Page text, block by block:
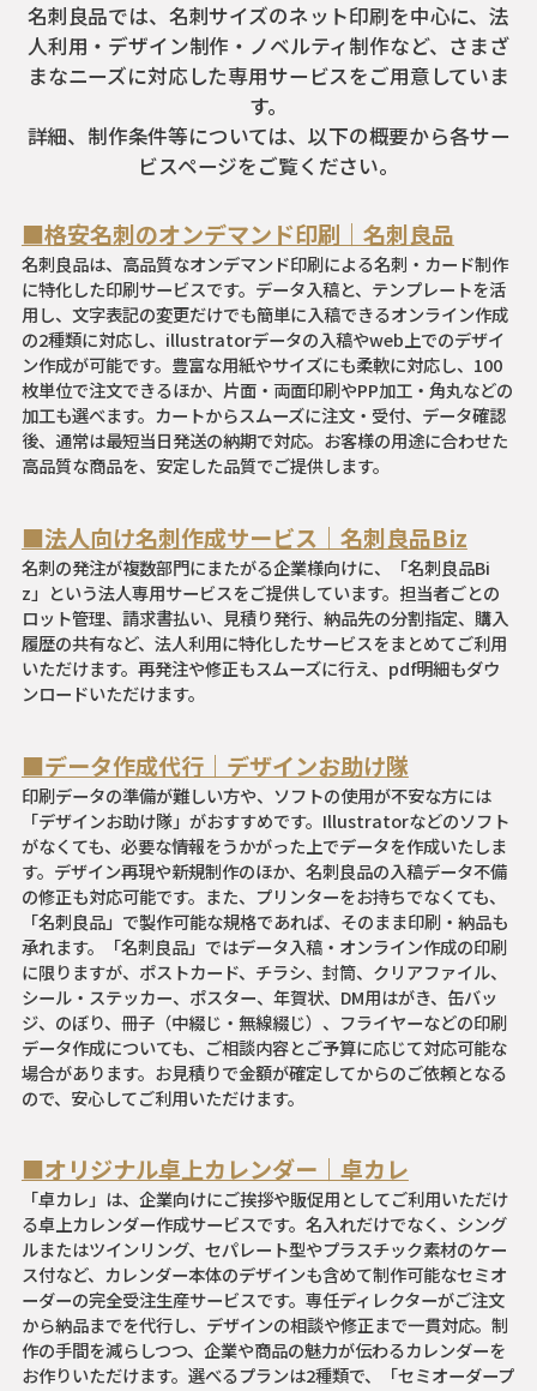
名刺良品では、名刺サイズのネット印刷を中心に、法
人利用・デザイン制作・ノベルティ制作など、さまざ
まなニーズに対応した専用サービスをご用意していま
す。
詳細、制作条件等については、以下の概要から各サー
ビスページをご覧ください。
■格安名刺のオンデマンド印刷｜名刺良品
名刺良品は、高品質なオンデマンド印刷による名刺・カード制作
に特化した印刷サービスです。データ入稿と、テンプレートを活
用し、文字表記の変更だけでも簡単に入稿できるオンライン作成
の2種類に対応し、illustratorデータの入稿やweb上でのデザイ
ン作成が可能です。豊富な用紙やサイズにも柔軟に対応し、100
枚単位で注文できるほか、片面・両面印刷やPP加工・角丸などの
加工も選べます。カートからスムーズに注文・受付、データ確認
後、通常は最短当日発送の納期で対応。お客様の用途に合わせた
高品質な商品を、安定した品質でご提供します。
■法人向け名刺作成サービス｜名刺良品Biz
名刺の発注が複数部門にまたがる企業様向けに、「名刺良品Bi
z」という法人専用サービスをご提供しています。担当者ごとの
ロット管理、請求書払い、見積り発行、納品先の分割指定、購入
履歴の共有など、法人利用に特化したサービスをまとめてご利用
いただけます。再発注や修正もスムーズに行え、pdf明細もダウ
ンロードいただけます。
■データ作成代行｜デザインお助け隊
印刷データの準備が難しい方や、ソフトの使用が不安な方には
「デザインお助け隊」がおすすめです。Illustratorなどのソフト
がなくても、必要な情報をうかがった上でデータを作成いたしま
す。デザイン再現や新規制作のほか、名刺良品の入稿データ不備
の修正も対応可能です。また、プリンターをお持ちでなくても、
「名刺良品」で製作可能な規格であれば、そのまま印刷・納品も
承れます。「名刺良品」ではデータ入稿・オンライン作成の印刷
に限りますが、ポストカード、チラシ、封筒、クリアファイル、
シール・ステッカー、ポスター、年賀状、DM用はがき、缶バッ
ジ、のぼり、冊子（中綴じ・無線綴じ）、フライヤーなどの印刷
データ作成についても、ご相談内容とご予算に応じて対応可能な
場合があります。お見積りで金額が確定してからのご依頼となる
ので、安心してご利用いただけます。
■オリジナル卓上カレンダー｜卓カレ
「卓カレ」は、企業向けにご挨拶や販促用としてご利用いただけ
る卓上カレンダー作成サービスです。名入れだけでなく、シング
ルまたはツインリング、セパレート型やプラスチック素材のケー
ス付など、カレンダー本体のデザインも含めて制作可能なセミオ
ーダーの完全受注生産サービスです。専任ディレクターがご注文
から納品までを代行し、デザインの相談や修正まで一貫対応。制
作の手間を減らしつつ、企業や商品の魅力が伝わるカレンダーを
お作りいただけます。選べるプランは2種類で、「セミオーダープ